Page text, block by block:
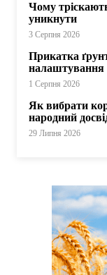
Чому
уникнути
3 Серпня 2026
Прикатка
налаштування
1 Серпня 2026
Як вибрати
народний
29 Липня 2026